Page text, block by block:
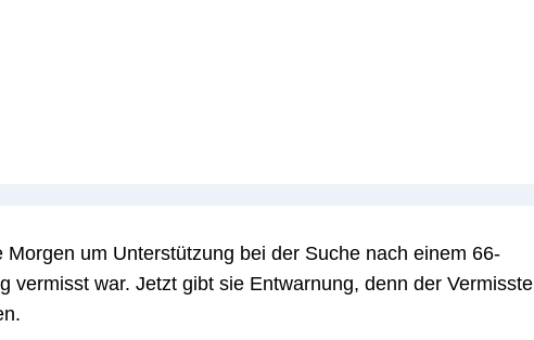
Morgen um Unterstützung bei der Suche nach einem 66-
vermisst war. Jetzt gibt sie Entwarnung, denn der Vermisste